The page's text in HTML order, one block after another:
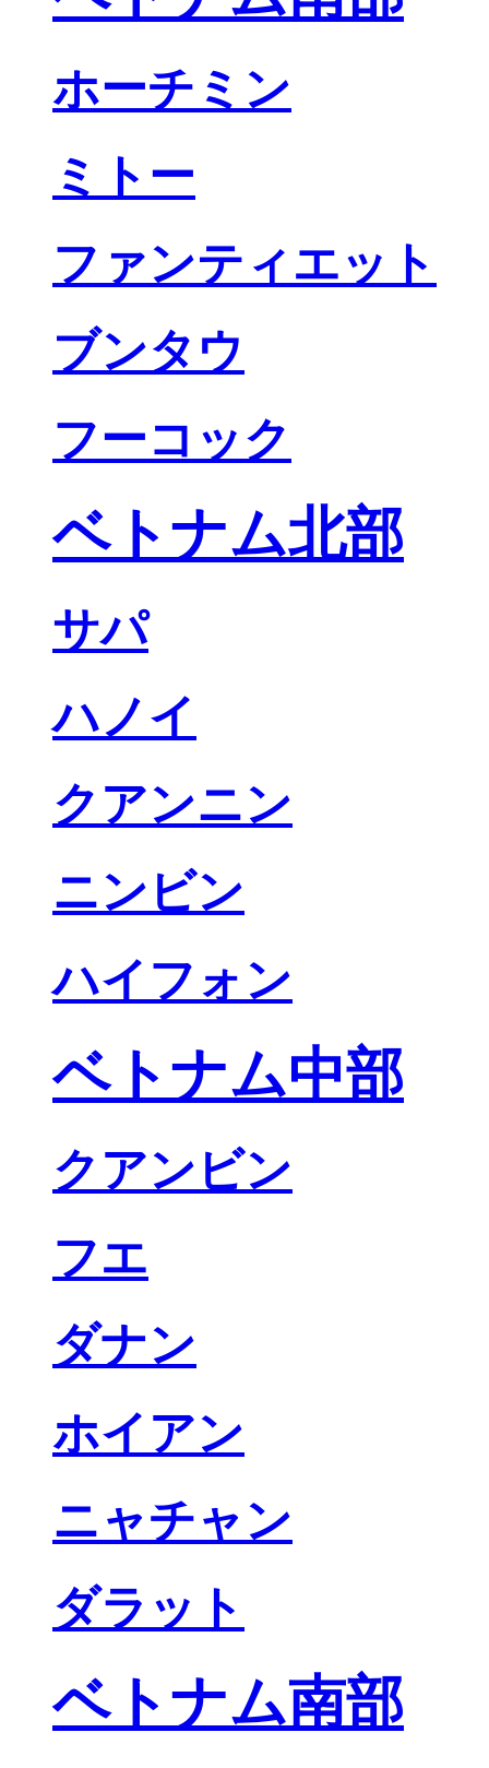
ホーチミン
ミトー
ファンティエット
ブンタウ
フーコック
ベトナム北部
サパ
ハノイ
クアンニン
ニンビン
ハイフォン
ベトナム中部
クアンビン
フエ
ダナン
ホイアン
ニャチャン
ダラット
ベトナム南部